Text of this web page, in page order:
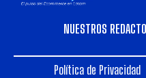
NUESTROS
Política de Privacidad